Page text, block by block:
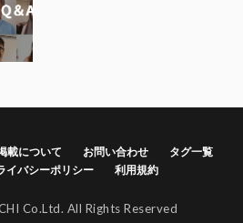
載について お問い合わせ
タグ一覧
イバシーポリシー 利用規約
Co.Ltd. All Rights Reserved